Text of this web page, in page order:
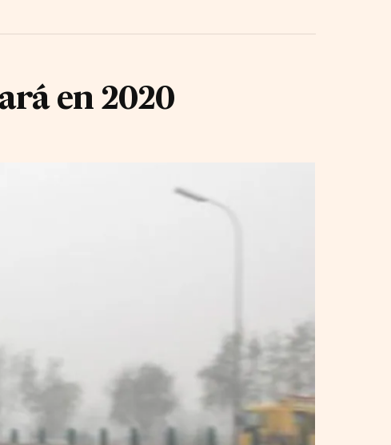
en 2020